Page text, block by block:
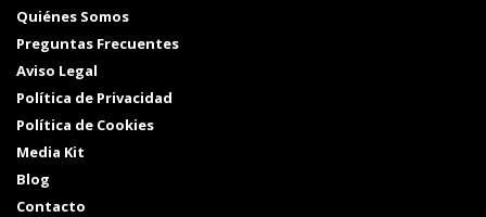
Quiénes Somos
Preguntas Frecuentes
Aviso Legal
Política de Privacidad
Política de Cookies
Media Kit
Blog
Contacto